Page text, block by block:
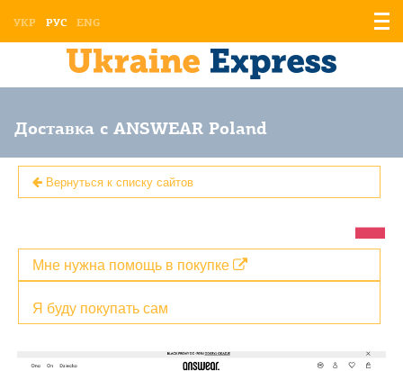
УКР РУС ENG
Доставка с ANSWEAR Poland
Вернуться к списку сайтов
Я буду покупать сам
Мне нужна помощь в покупке